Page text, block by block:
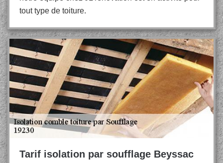
tout type de toiture.
Tarif isolation par soufflage Beyssac